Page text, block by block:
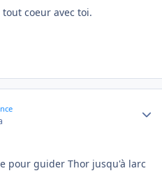
coeur avec toi.
pour guider Thor jusqu'à larc